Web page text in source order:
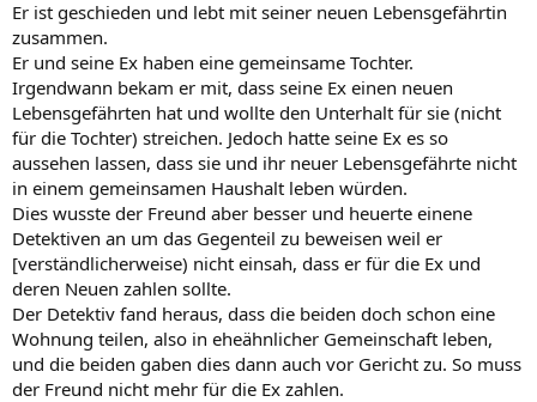
Er ist geschieden und lebt mit seiner neuen Lebensgefährtin
zusammen.
Er und seine Ex haben eine gemeinsame Tochter.
Irgendwann bekam er mit, dass seine Ex einen neuen
Lebensgefährten hat und wollte den Unterhalt für sie (nicht
für die Tochter) streichen. Jedoch hatte seine Ex es so
aussehen lassen, dass sie und ihr neuer Lebensgefährte nicht
in einem gemeinsamen Haushalt leben würden.
Dies wusste der Freund aber besser und heuerte einene
Detektiven an um das Gegenteil zu beweisen weil er
[verständlicherweise) nicht einsah, dass er für die Ex und
deren Neuen zahlen sollte.
Der Detektiv fand heraus, dass die beiden doch schon eine
Wohnung teilen, also in eheähnlicher Gemeinschaft leben,
und die beiden gaben dies dann auch vor Gericht zu. So muss
der Freund nicht mehr für die Ex zahlen.